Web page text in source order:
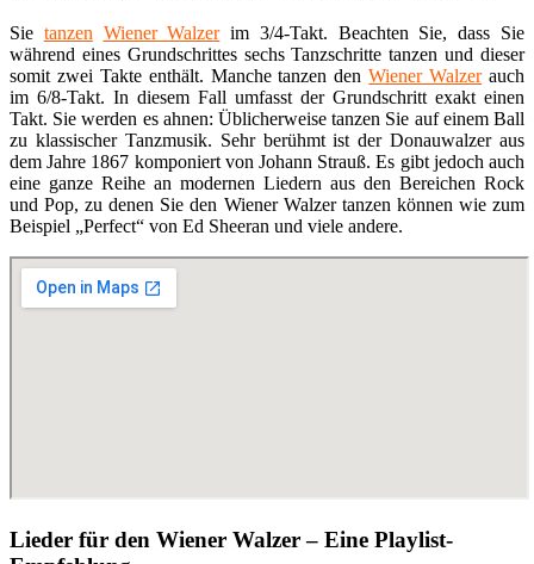
Sie tanzen Wiener Walzerim 3/4-Takt. Beachten Sie, dass Sie
während eines Grundschrittes sechs Tanzschritte tanzen und dieser
somit zwei Takte enthält. Manche tanzen denWiener Walzerauch
im 6/8-Takt. In diesem Fall umfasst der Grundschritt exakt einen
Takt. Sie werden es ahnen: Üblicherweise tanzen Sie auf einem Ball
zu klassischer Tanzmusik. Sehr berühmt ist der Donauwalzer aus
dem Jahre 1867 komponiert von Johann Strauß. Es gibt jedoch auch
eine ganze Reihe an modernen Liedern aus den Bereichen Rock
und Pop, zu denen Sie den Wiener Walzer tanzen können wie zum
Beispiel „Perfect“ von Ed Sheeran und viele andere.
Lieder für den Wiener Walzer – Eine Playlist-